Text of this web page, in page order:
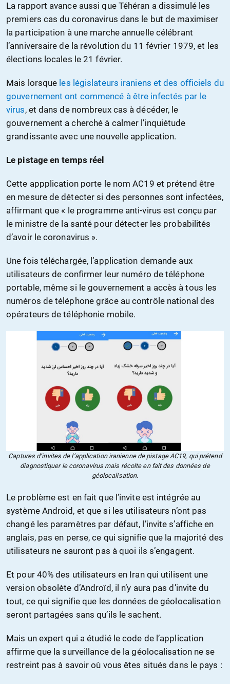
La rapport avance aussi que Téhéran a dissimulé les
premiers cas du coronavirus dans le but de maximiser
la participation à une marche annuelle célébrant
l’anniversaire de la révolution du 11 février 1979, et les
élections locales le 21 février.
Mais lorsque les législateurs iraniens et des officiels du
gouvernement ont commencé à être infectés par le
virus, et dans de nombreux cas à décéder, le
gouvernement a cherché à calmer l’inquiétude
grandissante avec une nouvelle application.
Le pistage en temps réel
Cette appplication porte le nom AC19 et prétend être
en mesure de détecter si des personnes sont infectées,
affirmant que « le programme anti-virus est conçu par
le ministre de la santé pour détecter les probabilités
d’avoir le coronavirus ».
Une fois téléchargée, l’application demande aux
utilisateurs de confirmer leur numéro de téléphone
portable, même si le gouvernement a accès à tous les
numéros de téléphone grâce au contrôle national des
opérateurs de téléphonie mobile.
Captures d’invites de l’application iranienne de pistage AC19, qui prétend
diagnostiquer le coronavirus mais récolte en fait des données de
géolocalisation.
Le problème est en fait que l’invite est intégrée au
système Android, et que si les utilisateurs n’ont pas
changé les paramètres par défaut, l’invite s’affiche en
anglais, pas en perse, ce qui signifie que la majorité des
utilisateurs ne sauront pas à quoi ils s’engagent.
Et pour 40% des utilisateurs en Iran qui utilisent une
version obsolète d’Androïd, il n’y aura pas d’invite du
tout, ce qui signifie que les données de géolocalisation
seront partagées sans qu’ils le sachent.
Mais un expert qui a étudié le code de l’application
affirme que la surveillance de la géolocalisation ne se
restreint pas à savoir où vous êtes situés dans le pays :